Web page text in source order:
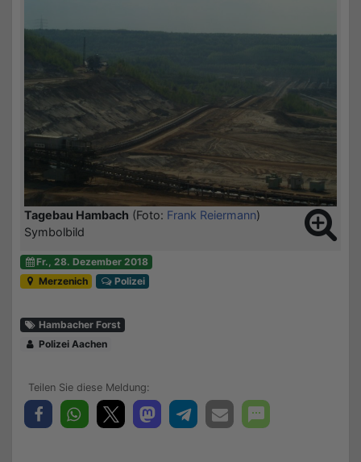
Tagebau Hambach (Foto: Frank Reiermann)
Symbolbild
Fr., 28. Dezember 2018
Merzenich
Polizei
Hambacher Forst
Polizei Aachen